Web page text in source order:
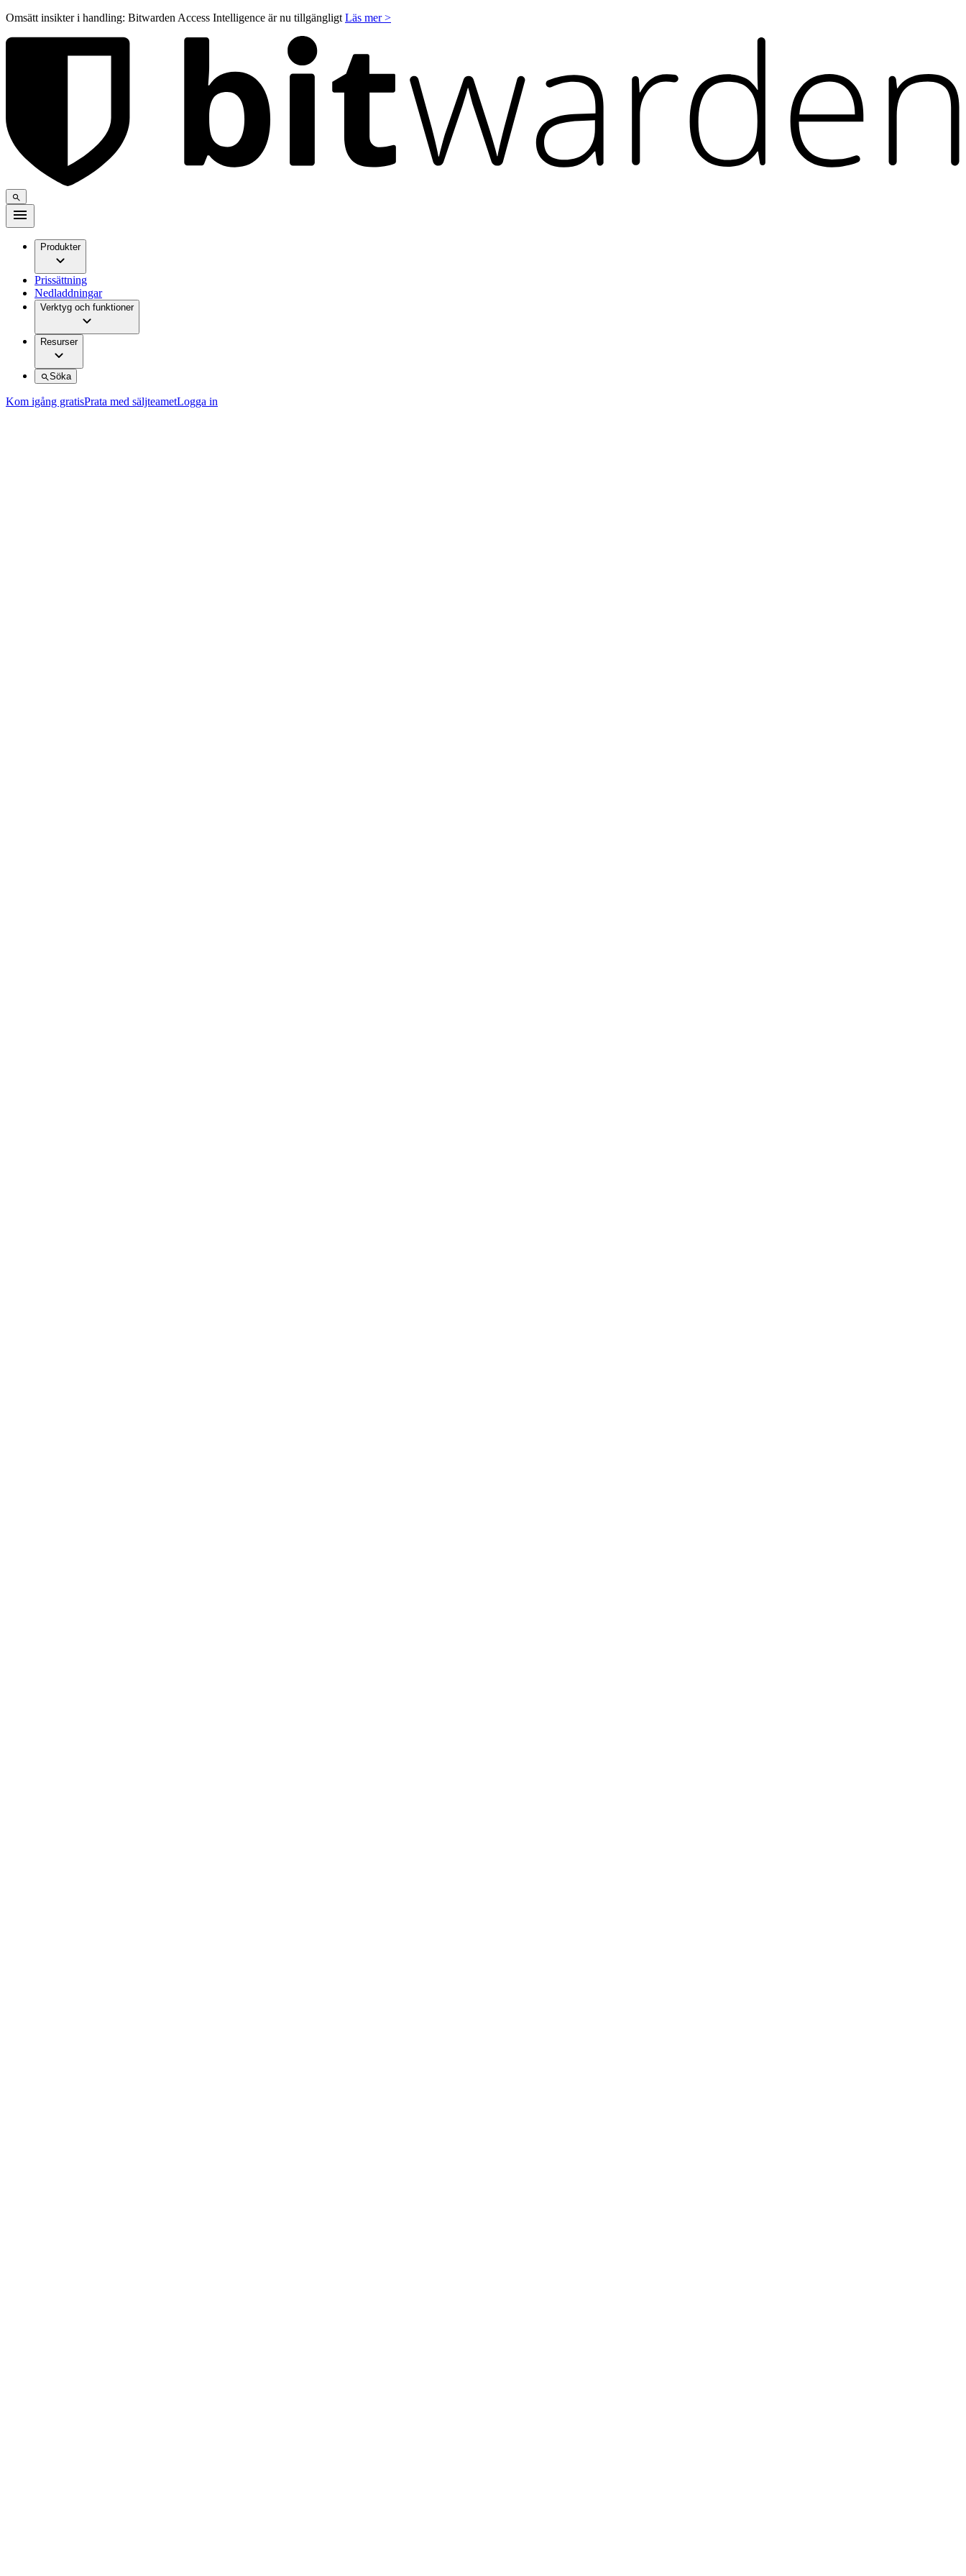
Omsätt insikter i handling: Bitwarden Access Intelligence är nu tillgängligt Läs mer >
Produkter
Prissättning
Nedladdningar
Verktyg och funktioner
Resurser
Söka
Kom igång gratisPrata med säljteametLogga in